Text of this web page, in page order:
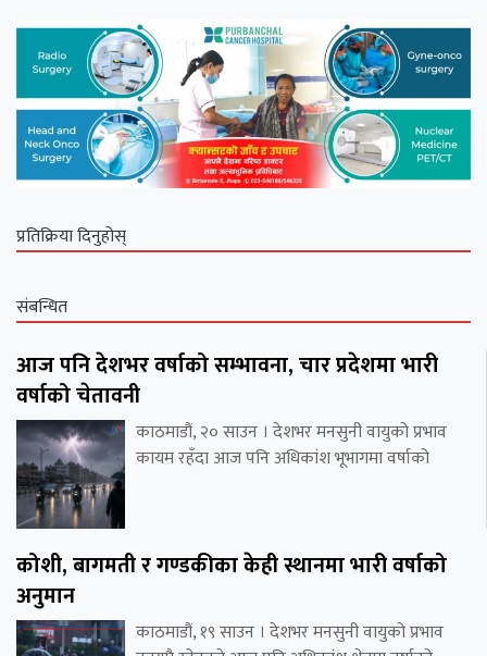
प्रतिक्रिया दिनुहोस्
संबन्धित
आज पनि देशभर वर्षाको सम्भावना, चार प्रदेशमा भारी
वर्षाको चेतावनी
काठमाडौं, २० साउन । देशभर मनसुनी वायुको प्रभाव
कायम रहँदा आज पनि अधिकांश भूभागमा वर्षाको
कोशी, बागमती र गण्डकीका केही स्थानमा भारी वर्षाको
अनुमान
काठमाडौं, १९ साउन । देशभर मनसुनी वायुको प्रभाव